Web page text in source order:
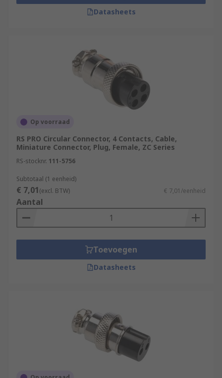
Datasheets
Op voorraad
RS PRO Circular Connector, 4 Contacts, Cable,
Miniature Connector, Plug, Female, ZC Series
RS-stocknr. 111-5756
Subtotaal (1 eenheid)
€ 7,01(excl. BTW) € 7,01/eenheid
Aantal
Toevoegen
Datasheets